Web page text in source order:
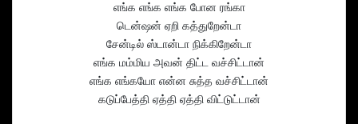
எங்க எங்க எங்க போன ரங்கா
டென்ஷன் ஏறி கத்துறேன்டா
சேன்டில் ஸ்டான்டா நிக்கிறேன்டா
எங்க மம்மிய அவன் திட்ட வச்சிட்டான்
எங்க எங்கயோ என்ன சுத்த வச்சிட்டான்
கடுப்பேத்தி ஏத்தி ஏத்தி விட்டுட்டான்